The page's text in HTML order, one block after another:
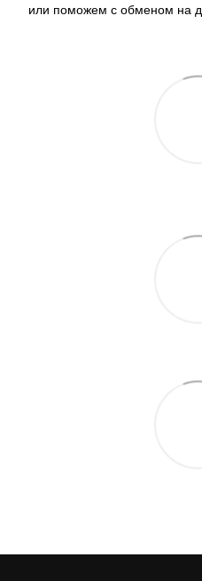
или поможем с обменом на